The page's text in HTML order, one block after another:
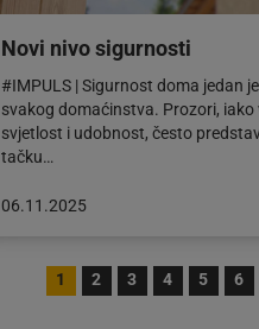
Novi nivo sigurnosti
#IMPULS | Sigurnost doma jedan
svakog domaćinstva. Prozori, iako
svjetlost i udobnost, često
tačku…
Objava
06.11.2025
06.11.2025
1 2 3 4 5 6